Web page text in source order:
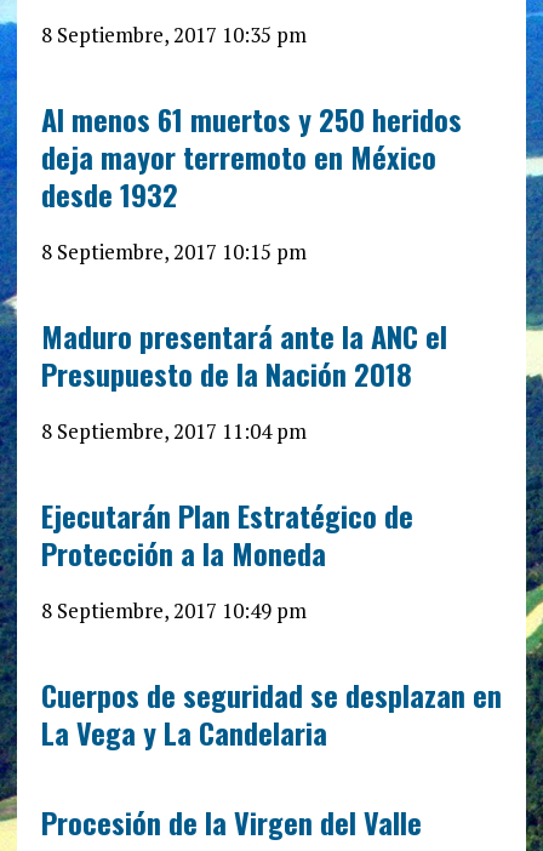
8 Septiembre, 2017 10:35 pm
Al menos 61 muertos y 250 heridos
deja mayor terremoto en México
desde 1932
8 Septiembre, 2017 10:15 pm
Maduro presentará ante la ANC el
Presupuesto de la Nación 2018
8 Septiembre, 2017 11:04 pm
Ejecutarán Plan Estratégico de
Protección a la Moneda
8 Septiembre, 2017 10:49 pm
Cuerpos de seguridad se desplazan en
La Vega y La Candelaria
Procesión de la Virgen del Valle